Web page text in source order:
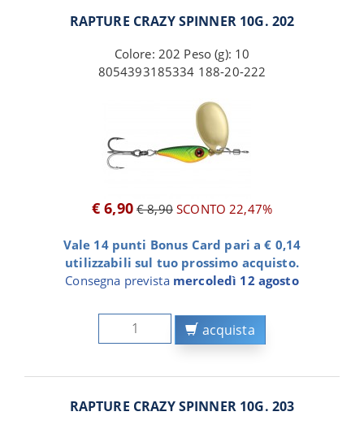
RAPTURE CRAZY SPINNER 10G. 202
Colore: 202 Peso (g): 10
8054393185334 188-20-222
€ 6,90 € 8,90SCONTO 22,47%
Vale 14 punti Bonus Card pari a € 0,14
utilizzabili sul tuo prossimo acquisto.
Consegna prevista mercoledì 12 agosto
acquista
RAPTURE CRAZY SPINNER 10G. 203